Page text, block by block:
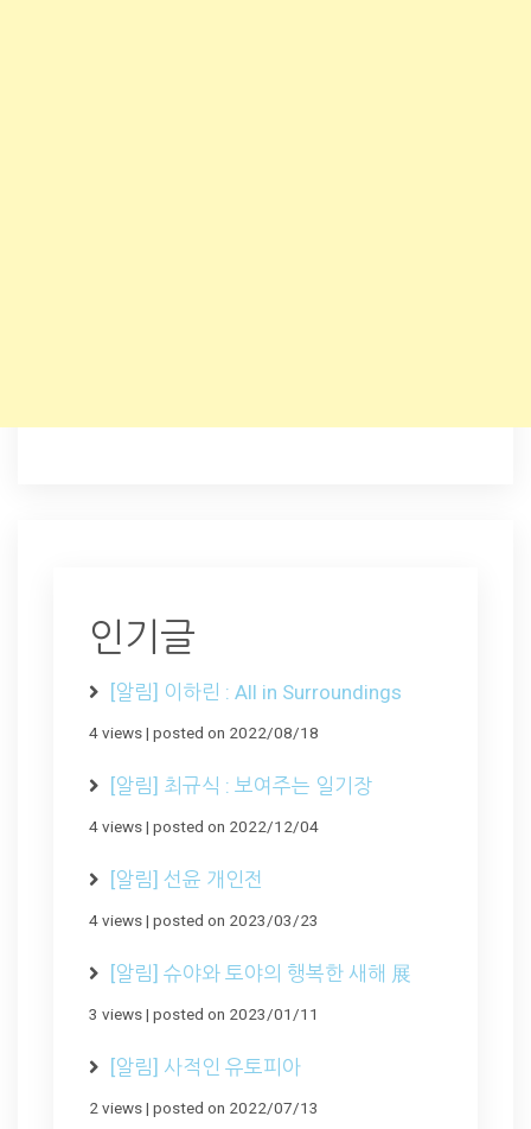
인기글
[알림] 이하린 : All in Surroundings
4 views| posted on 2022/08/18
[알림] 최규식 : 보여주는 일기장
4 views| posted on 2022/12/04
[알림] 선윤 개인전
4 views| posted on 2023/03/23
[알림] 슈야와 토야의 행복한 새해 展
3 views| posted on 2023/01/11
[알림] 사적인 유토피아
2 views| posted on 2022/07/13